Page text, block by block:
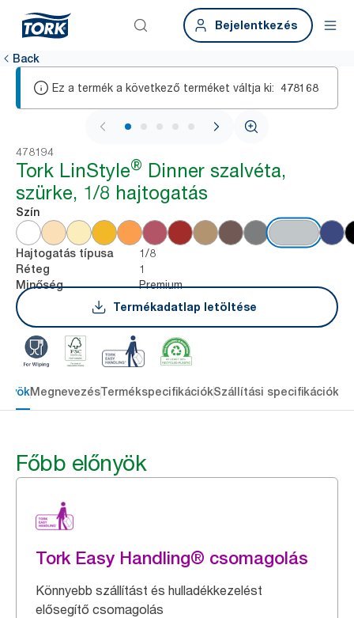
Bejelentkezés
Back
Ez a termék a következő terméket váltja ki: 478168
1 / 5
478194
Tork LinStyle® Dinner szalvéta,
szürke, 1/8 hajtogatás
Szín
Hajtogatás típusa 1/8
Réteg 1
Minőség
Premium
Termékadatlap letöltése
MegnevezésTermékspecifikációkSzállítási specifikációk
Főbb előnyök
Tork Easy Handling® csomagolás
Könnyebb szállítást és hulladékkezelést
elősegítő csomagolás